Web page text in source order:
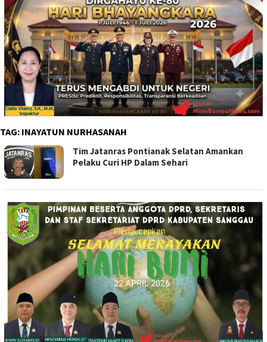
TAG: INAYATUN NURHASANAH
Tim Jatanras Pontianak Selatan Amankan
Pelaku Curi HP Dalam Sehari